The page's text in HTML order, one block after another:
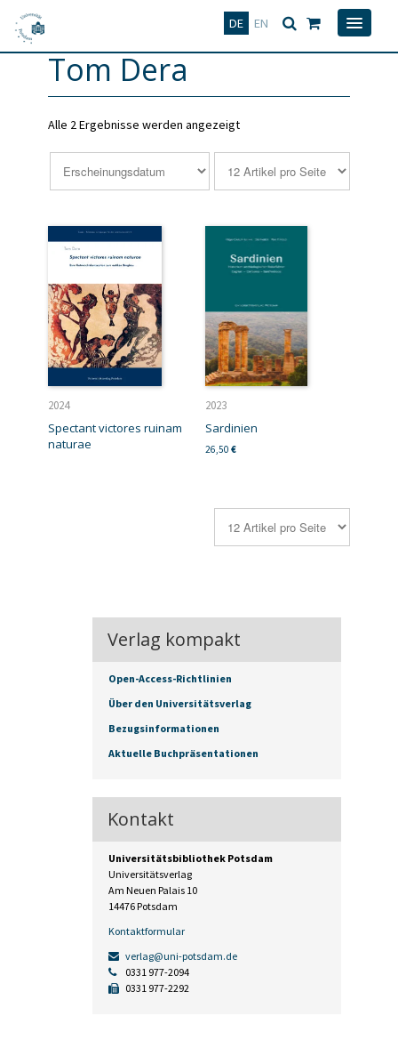
DE EN
Deutsch
Tom Dera
Alle 2 Ergebnisse werden angezeigt
2024
Spectant victores ruinam
naturae
2023
Sardinien
26,50 €
Verlag kompakt
Open-Access-Richtlinien
Über den Universitätsverlag
Bezugsinformationen
Aktuelle Buchpräsentationen
Kontakt
Universitätsbibliothek Potsdam
Universitätsverlag
Am Neuen Palais 10
14476 Potsdam
Kontaktformular
verlag@uni-potsdam.de
0331 977-2094
0331 977-2292